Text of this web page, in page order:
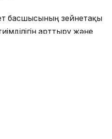
басшысының зейнетақы
арттыру және